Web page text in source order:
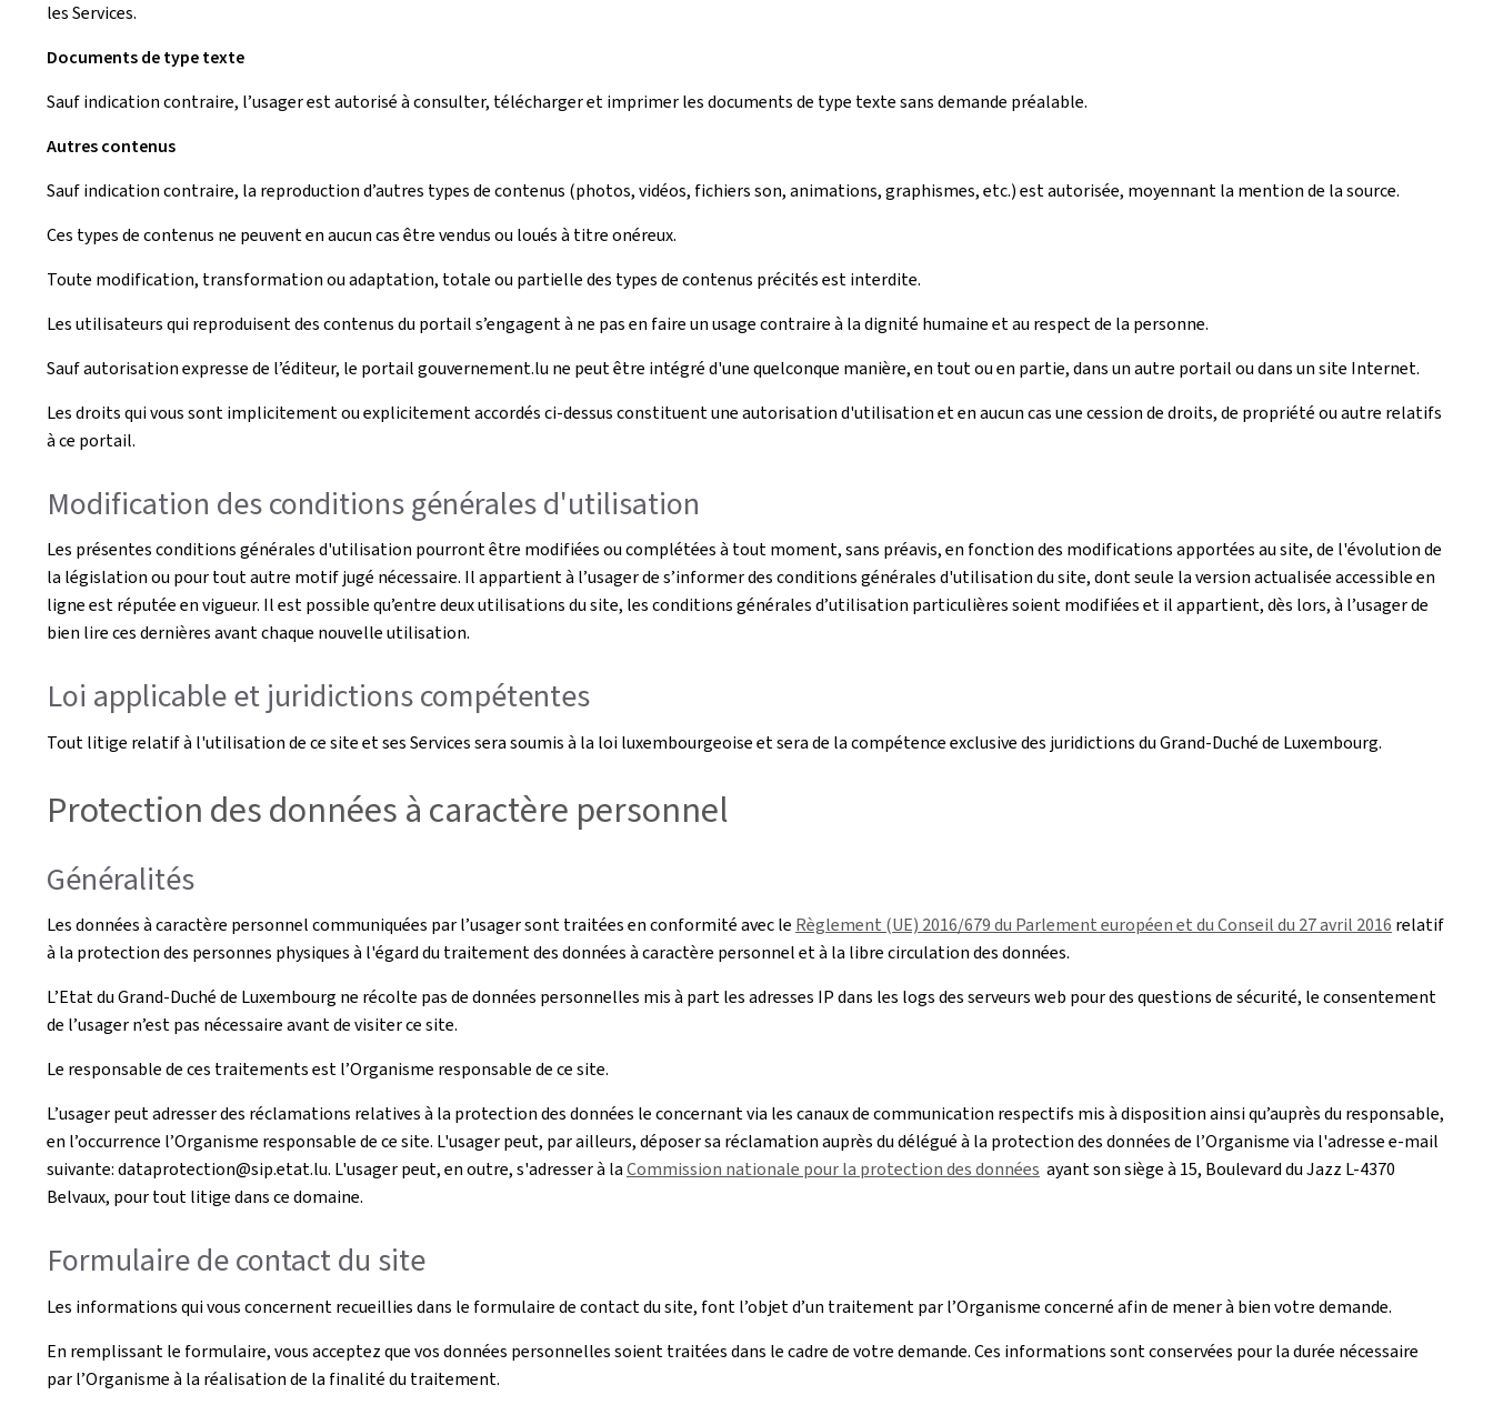
les Services.
Documents de type texte
Sauf indication contraire, l’usager est autorisé à consulter, télécharger et imprimer les documents de type texte sans demande préalable.
Autres contenus
Sauf indication contraire, la reproduction d’autres types de contenus (photos, vidéos, fichiers son, animations, graphismes, etc.) est autorisée, moyennant la mention de la source.
Ces types de contenus ne peuvent en aucun cas être vendus ou loués à titre onéreux.
Toute modification, transformation ou adaptation, totale ou partielle des types de contenus précités est interdite.
Les utilisateurs qui reproduisent des contenus du portail s’engagent à ne pas en faire un usage contraire à la dignité humaine et au respect de la personne.
Sauf autorisation expresse de l’éditeur, le portail gouvernement.lu ne peut être intégré d'une quelconque manière, en tout ou en partie, dans un autre portail ou dans un site Internet.
Les droits qui vous sont implicitement ou explicitement accordés ci-dessus constituent une autorisation d'utilisation et en aucun cas une cession de droits, de propriété ou autre relatifs
à ce portail.
Modification des conditions générales d'utilisation
Les présentes conditions générales d'utilisation pourront être modifiées ou complétées à tout moment, sans préavis, en fonction des modifications apportées au site, de l'évolution de
la législation ou pour tout autre motif jugé nécessaire. Il appartient à l’usager de s’informer des conditions générales d'utilisation du site, dont seule la version actualisée accessible en
ligne est réputée en vigueur. Il est possible qu’entre deux utilisations du site, les conditions générales d’utilisation particulières soient modifiées et il appartient, dès lors, à l’usager de
bien lire ces dernières avant chaque nouvelle utilisation.
Loi applicable et juridictions compétentes
Tout litige relatif à l'utilisation de ce site et ses Services sera soumis à la loi luxembourgeoise et sera de la compétence exclusive des juridictions du Grand-Duché de Luxembourg.
Protection des données à caractère personnel
Généralités
Les données à caractère personnel communiquées par l’usager sont traitées en conformité avec le Règlement (UE) 2016/679 du Parlement européen et du Conseil du 27 avril 2016 relatif
à la protection des personnes physiques à l'égard du traitement des données à caractère personnel et à la libre circulation des données.
L’Etat du Grand-Duché de Luxembourg ne récolte pas de données personnelles mis à part les adresses IP dans les logs des serveurs web pour des questions de sécurité, le consentement
de l’usager n’est pas nécessaire avant de visiter ce site.
Le responsable de ces traitements est l’Organisme responsable de ce site.
L’usager peut adresser des réclamations relatives à la protection des données le concernant via les canaux de communication respectifs mis à disposition ainsi qu’auprès du responsable,
en l’occurrence l’Organisme responsable de ce site. L'usager peut, par ailleurs, déposer sa réclamation auprès du délégué à la protection des données de l’Organisme via l'adresse e-mail
suivante: dataprotection@sip.etat.lu. L'usager peut, en outre, s'adresser à laCommission nationale pour la protection des données ayant son siège à 15, Boulevard du Jazz L-4370
Belvaux, pour tout litige dans ce domaine.
Formulaire de contact du site
Les informations qui vous concernent recueillies dans le formulaire de contact du site, font l’objet d’un traitement par l’Organisme concerné afin de mener à bien votre demande.
En remplissant le formulaire, vous acceptez que vos données personnelles soient traitées dans le cadre de votre demande. Ces informations sont conservées pour la durée nécessaire
par l’Organisme à la réalisation de la finalité du traitement.